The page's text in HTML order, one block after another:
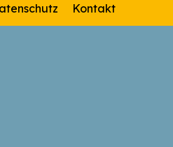
Kontakt